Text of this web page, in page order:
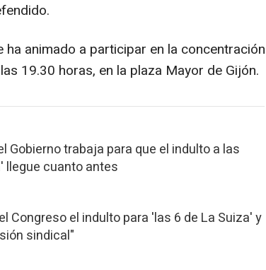
animado a participar en la concentración
19.30 horas, en la plaza Mayor de Gijón.
Gobierno trabaja para que el indulto a las
llegue cuanto antes
Congreso el indulto para 'las 6 de La Suiza' y
sindical"